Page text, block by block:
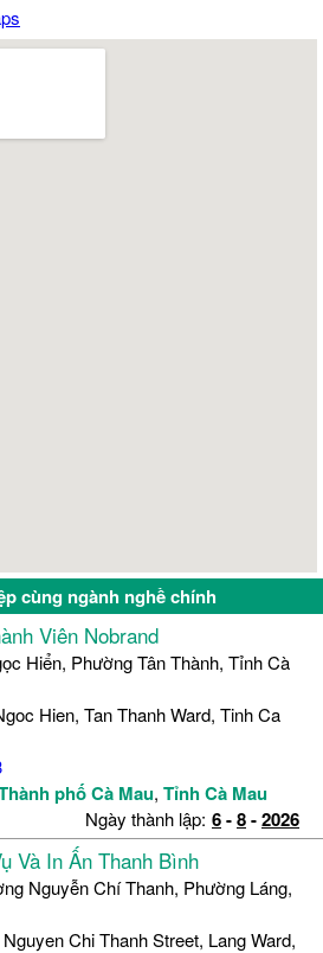
cùng ngành nghề chính
Viên Nobrand
Hiển, Phường Tân Thành, Tỉnh Cà
Hien, Tan Thanh Ward, Tinh Ca
phố Cà Mau, Tỉnh Cà Mau
Ngày thành lập: 6-8-2026
Và In Ấn Thanh Bình
Nguyễn Chí Thanh, Phường Láng,
Chi Thanh Street, Lang Ward,